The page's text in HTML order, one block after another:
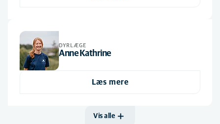
DYRLÆGE
Anne Kathrine
Læs mere
Vis alle